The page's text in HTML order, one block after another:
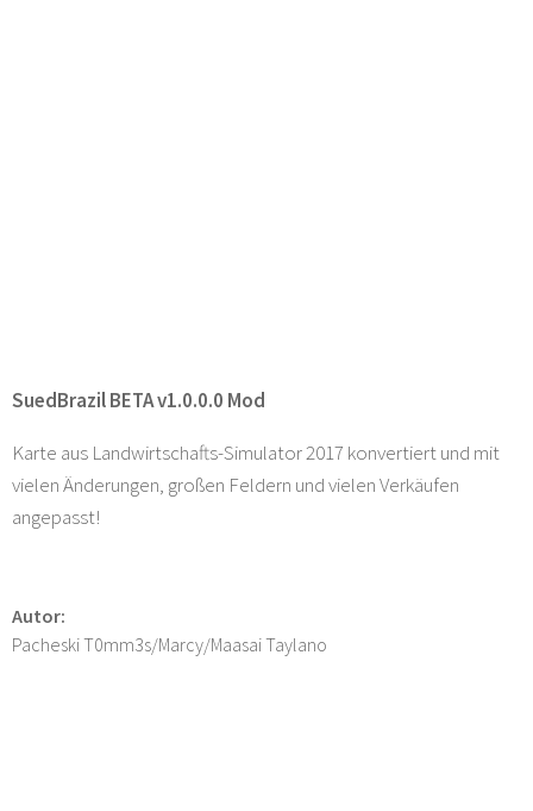
SuedBrazil BETA v1.0.0.0 Mod
Karte aus Landwirtschafts-Simulator 2017 konvertiert und mit
vielen Änderungen, großen Feldern und vielen Verkäufen
angepasst!
Autor:
Pacheski T0mm3s/Marcy/Maasai Taylano